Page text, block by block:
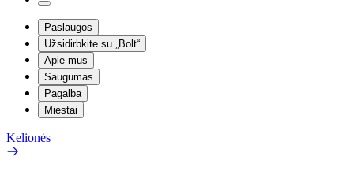
Paslaugos
Užsidirbkite su „Bolt“
Apie mus
Saugumas
Pagalba
Miestai
Kelionės